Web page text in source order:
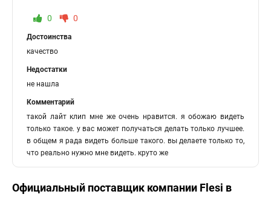
0 0
Достоинства
качество
Недостатки
не нашла
Комментарий
такой лайт клип мне же очень нравится. я обожаю видеть
только такое. у вас может получаться делать только лучшее.
в общем я рада видеть больше такого. вы делаете только то,
что реально нужно мне видеть. круто же
Официальный поставщик компании Flesi в